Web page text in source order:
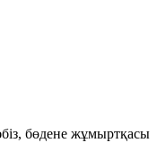
бөдене жұмыртқасы